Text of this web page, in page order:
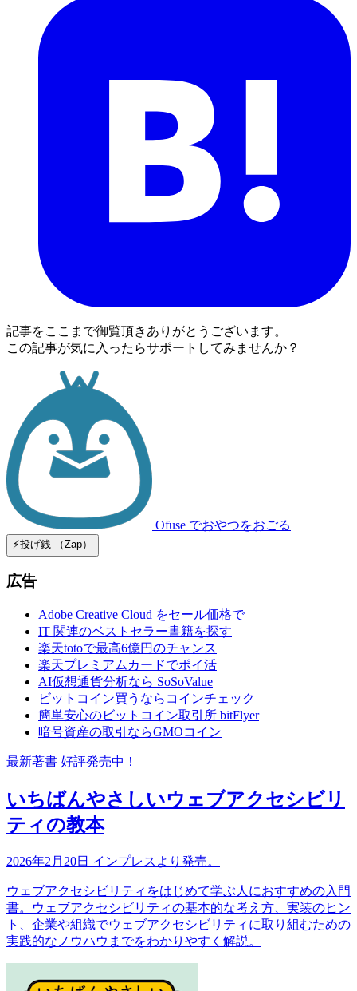
記事をここまで御覧頂きありがとうございます。
この記事が気に入ったらサポートしてみませんか？
Ofuse でおやつをおごる
⚡️投げ銭 （Zap）
広告
Adobe Creative Cloud をセール価格で
IT 関連のベストセラー書籍を探す
楽天totoで最高6億円のチャンス
楽天プレミアムカードでポイ活
AI仮想通貨分析なら SoSoValue
ビットコイン買うならコインチェック
簡単安心のビットコイン取引所 bitFlyer
暗号資産の取引ならGMOコイン
最新著書 好評発売中！
いちばんやさしいウェブアクセシビリ
ティの教本
2026年2月20日 インプレスより発売。
ウェブアクセシビリティをはじめて学ぶ人におすすめの入門
書。ウェブアクセシビリティの基本的な考え方、実装のヒン
ト、企業や組織でウェブアクセシビリティに取り組むための
実践的なノウハウまでをわかりやすく解説。